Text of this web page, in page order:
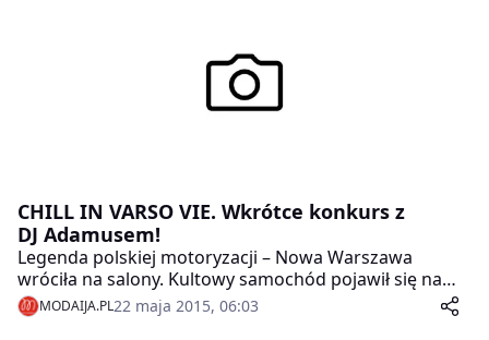
CHILL IN VARSO VIE. Wkrótce konkurs z
DJ Adamusem!
Legenda polskiej motoryzacji – Nowa Warszawa
wróciła na salony. Kultowy samochód pojawił się na
Placu Konstytucji przy nowo otwartej Restauracji
Varso Vie. A wszystko to z okazji premiery płyty Dj-a
MODAIJA.PL22 maja 2015, 06:03